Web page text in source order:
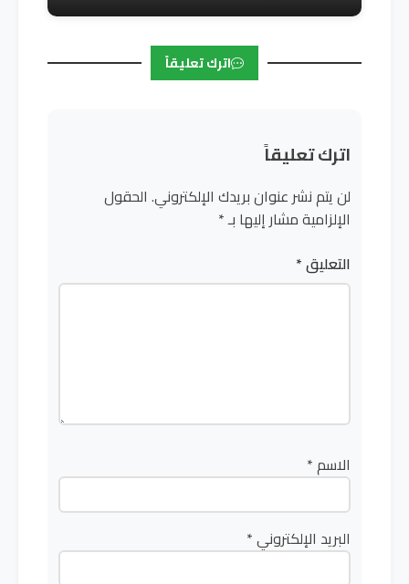
اترك تعليقاً
اترك تعليقاً
لن يتم نشر عنوان بريدك الإلكتروني. الحقول
الإلزامية مشار إليها بـ*
التعليق*
الاسم*
البريد الإلكتروني*